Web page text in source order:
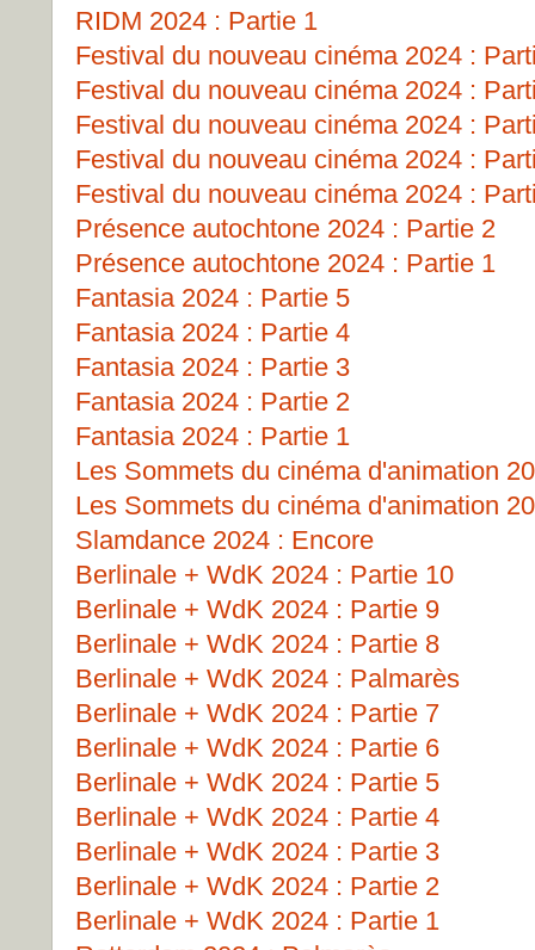
RIDM 2024 : Partie 1
Festival du nouveau cinéma 2024 :
Festival du nouveau cinéma 2024 :
Festival du nouveau cinéma 2024 :
Festival du nouveau cinéma 2024 :
Festival du nouveau cinéma 2024 :
Présence autochtone 2024 : Partie 2
Présence autochtone 2024 : Partie 1
Fantasia 2024 : Partie 5
Fantasia 2024 : Partie 4
Fantasia 2024 : Partie 3
Fantasia 2024 : Partie 2
Fantasia 2024 : Partie 1
Les Sommets du cinéma d'animation
Les Sommets du cinéma d'animation
Slamdance 2024 : Encore
Berlinale + WdK 2024 : Partie 10
Berlinale + WdK 2024 : Partie 9
Berlinale + WdK 2024 : Partie 8
Berlinale + WdK 2024 : Palmarès
Berlinale + WdK 2024 : Partie 7
Berlinale + WdK 2024 : Partie 6
Berlinale + WdK 2024 : Partie 5
Berlinale + WdK 2024 : Partie 4
Berlinale + WdK 2024 : Partie 3
Berlinale + WdK 2024 : Partie 2
Berlinale + WdK 2024 : Partie 1